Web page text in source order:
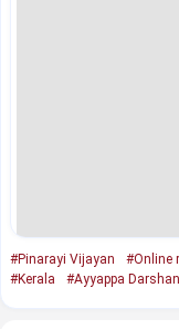
#Pinarayi Vijayan #Online
#Kerala
#Ayyappa Darshan